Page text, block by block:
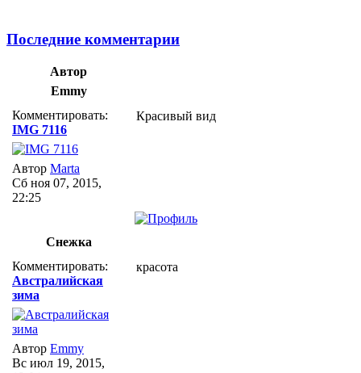
Последние комментарии
Автор
Emmy
Комментировать:
IMG 7116
Автор Marta
Сб ноя 07, 2015,
22:25
Красивый вид
Снежка
Комментировать:
Австралийская
зима
Автор Emmy
Вс июл 19, 2015,
красота